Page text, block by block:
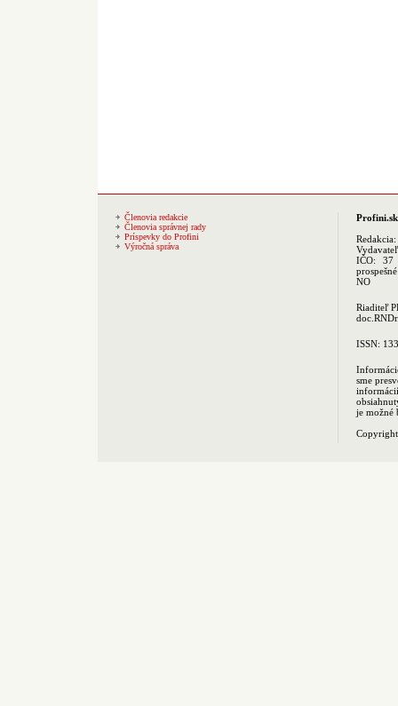
Členovia redakcie
Členovia správnej rady
Príspevky do Profini
Výročná správa
Profini.sk
Redakcia:
IČO: 37
NO
Riaditeľ
ISSN:
sme
je možné